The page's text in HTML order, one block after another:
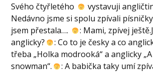
Svého čtyřletého
vystavuji
Nedávno jsme si spolu zpívali písničky
jsem přestala….
: Mami, zpívej
anglicky?
: Co to je česky a co
třeba „Holka modrooká“ a anglicky
snowman“.
: A babička taky umí